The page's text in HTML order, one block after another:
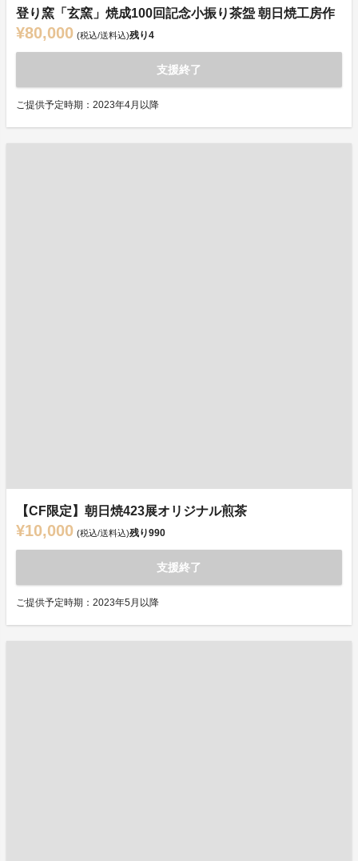
登り窯「玄窯」焼成100回記念小振り茶盌 朝日焼工房作
¥80,000 (税込/送料込)残り4
支援終了
ご提供予定時期：2023年4月以降
【CF限定】朝日焼423展オリジナル煎茶
¥10,000 (税込/送料込)残り990
支援終了
ご提供予定時期：2023年5月以降